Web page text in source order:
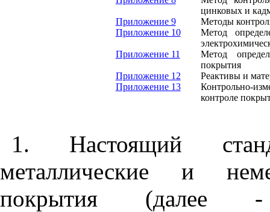
цинковых и
Приложение 9
Методы
Приложение 10
Метод
Приложение 11
Метод
покрытия
Приложение 12
Реактивы и
Приложение 13
Контрольно-
контроле
1. Настоящий
металлические и
покрытия (далее -